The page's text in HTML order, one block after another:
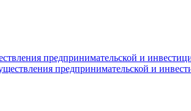
предпринимательской и
предпринимательской и